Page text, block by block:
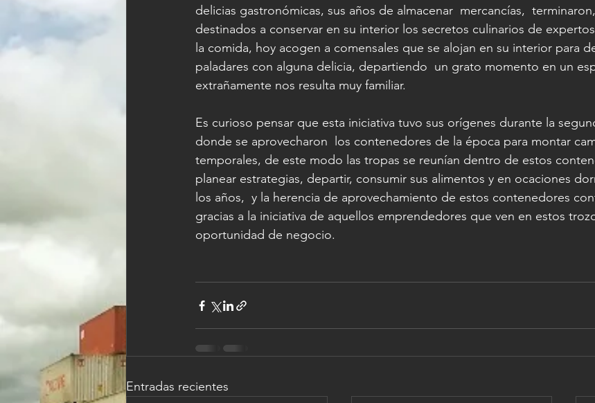
delicias gastronómicas, sus años de almacenar  mercancías,
destinados a conservar en su interior los secretos culinarios de
la comida, hoy acogen a comensales que se alojan en su interior para
paladares con alguna delicia, departiendo  un grato momento en un
extrañamente nos resulta muy familiar.
Es curioso pensar que esta iniciativa tuvo sus orígenes durante la
donde se aprovecharon  los contenedores de la época para montar
temporales, de este modo las tropas se reunían dentro de estos
planear estrategias, departir, consumir sus alimentos y en ocaciones
los años,  y la herencia de aprovechamiento de estos contenedores
gracias a la iniciativa de aquellos emprendedores que ven en estos
oportunidad de negocio.
Entradas recientes